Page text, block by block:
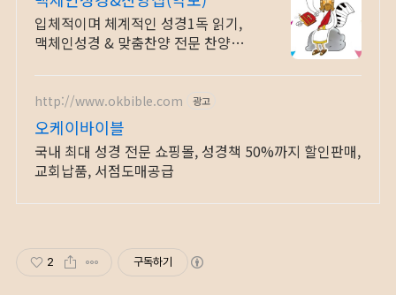
입체적이며 체계적인 성경1독 읽기,
맥체인성경 & 맞춤찬양 전문 찬양집
http://www.okbible.com 광고
오케이바이블
국내 최대 성경 전문 쇼핑몰, 성경책 50%까지 할인판매,
교회납품, 서점도매공급
2 구독하기